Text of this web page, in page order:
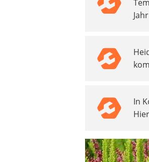
Bosch-Heckenschere
In